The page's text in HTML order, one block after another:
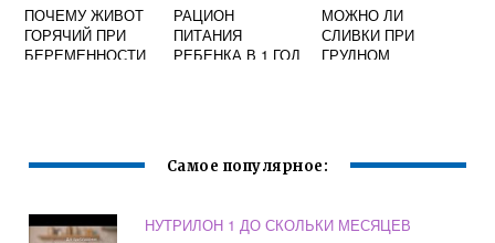
ПОЧЕМУ ЖИВОТ
ГОРЯЧИЙ ПРИ
БЕРЕМЕННОСТИ
РАЦИОН
ПИТАНИЯ
РЕБЕНКА В 1 ГОД
МОЖНО ЛИ
СЛИВКИ ПРИ
ГРУДНОМ
Самое популярное:
НУТРИЛОН 1 ДО СКОЛЬКИ МЕСЯЦЕВ